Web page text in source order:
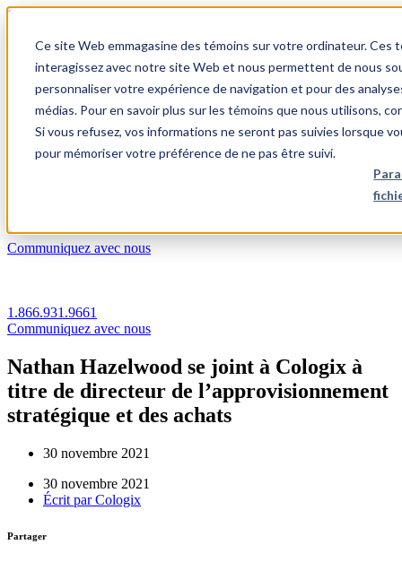
Ce site Web emmagasine des témoins sur votre ordinateur.
interagissez avec notre site Web et nous permettent de nous
personnaliser votre expérience de navigation et pour des
médias. Pour en savoir plus sur les témoins que nous utilisons,
Si vous refusez, vos informations ne seront pas suivies lorsque
pour mémoriser votre préférence de ne pas être suivi.
1.866.931.9661
Login
FR
Communiquez avec nous
1.866.931.9661
Communiquez avec nous
Nathan Hazelwood se joint à Cologix à
titre de directeur de l’approvisionnement
stratégique et des achats
30 novembre 2021
30 novembre 2021
Écrit parCologix
Partager